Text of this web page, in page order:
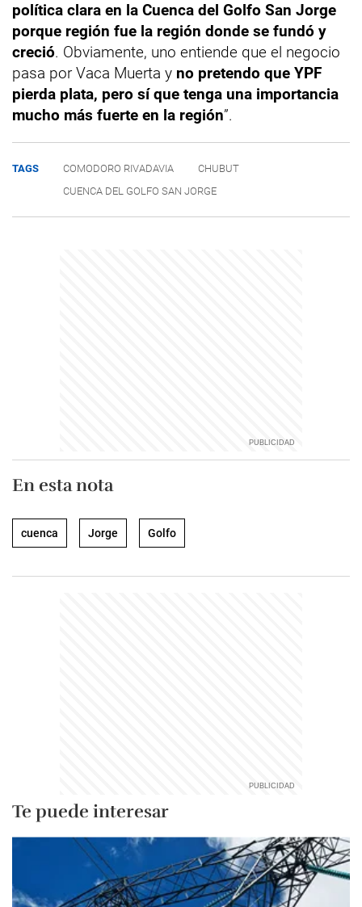
política clara en la Cuenca del Golfo San Jorge
porque región fue la región donde se fundó y
creció. Obviamente, uno entiende que el negocio
pasa por Vaca Muerta y no pretendo que YPF
pierda plata, pero sí que tenga una importancia
mucho más fuerte en la región”.
TAGS COMODORO RIVADAVIA
CHUBUT
CUENCA DEL GOLFO SAN JORGE
En esta nota
cuenca Jorge Golfo
Te puede interesar